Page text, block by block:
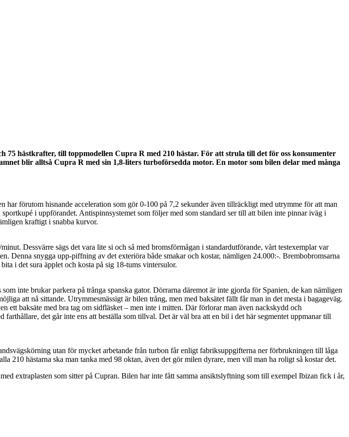
hästkrafter, till toppmodellen Cupra R med 210 hästar. För att strula till det för oss konsumenter
blir alltså Cupra R med sin 1,8-liters turboförsedda motor. En motor som bilen delar med många
förutom hisnande acceleration som gör 0-100 på 7,2 sekunder även tillräckligt med utrymme för att man
i uppförandet. Antispinnsystemet som följer med som standard ser till att bilen inte pinnar iväg i
kraftigt i snabba kurvor.
Dessvärre sägs det vara lite si och så med bromsförmågan i standardutförande, vårt testexemplar var
Denna snygga upp-piffning av det exteriöra både smakar och kostar, nämligen 24.000:-. Brembobromsarna
i det sura äpplet och kosta på sig 18-tums vintersulor.
inte brukar parkera på trånga spanska gator. Dörrarna däremot är inte gjorda för Spanien, de kan nämligen
att nå sittande. Utrymmesmässigt är bilen trång, men med baksätet fällt får man in det mesta i bagageväg.
ett baksäte med bra tag om sidfläsket – men inte i mitten. Där förlorar man även nackskydd och
det går inte ens att beställa som tillval. Det är väl bra att en bil i det här segmentet uppmanar till
utan för mycket arbetande från turbon får enligt fabriksuppgifterna ner förbrukningen till låga
hästarna ska man tanka med 98 oktan, även det gör milen dyrare, men vill man ha roligt så kostar det.
extraplasten som sitter på Cupran. Bilen har inte fått samma ansiktslyftning som till exempel Ibizan fick i år,